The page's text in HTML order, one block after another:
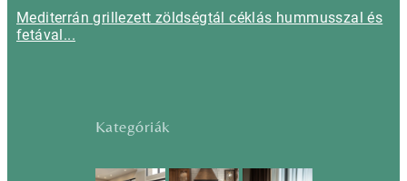
Mediterrán grillezett zöldségtál céklás hummusszal és
fetával...
Kategóriák